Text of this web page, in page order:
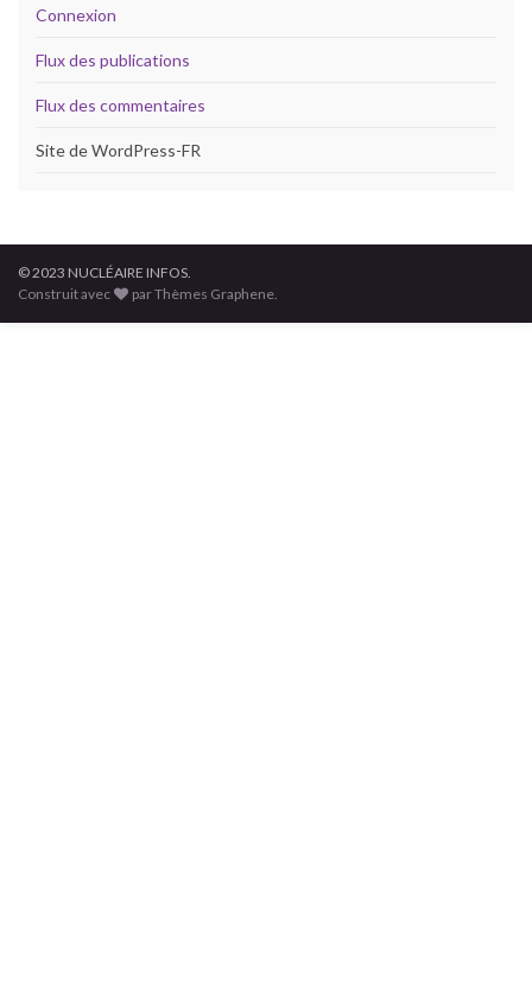
Connexion
Flux des publications
Flux des commentaires
Site de WordPress-FR
© 2023 NUCLÉAIRE INFOS.
Construit avec
par Thèmes Graphene.